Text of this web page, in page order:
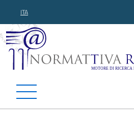
ITA
Normattiva